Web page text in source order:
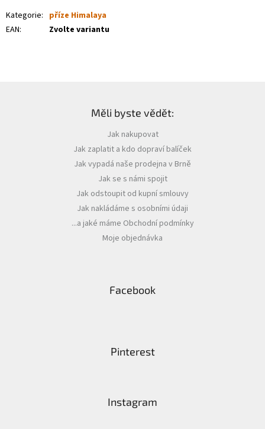
Kategorie: příze Himalaya
EAN: Zvolte variantu
Měli byste vědět:
Jak nakupovat
Jak zaplatit a kdo dopraví balíček
Jak vypadá naše prodejna v Brně
Jak se s námi spojit
Jak odstoupit od kupní smlouvy
Jak nakládáme s osobními údaji
...a jaké máme Obchodní podmínky
Moje objednávka
Facebook
Pinterest
Instagram